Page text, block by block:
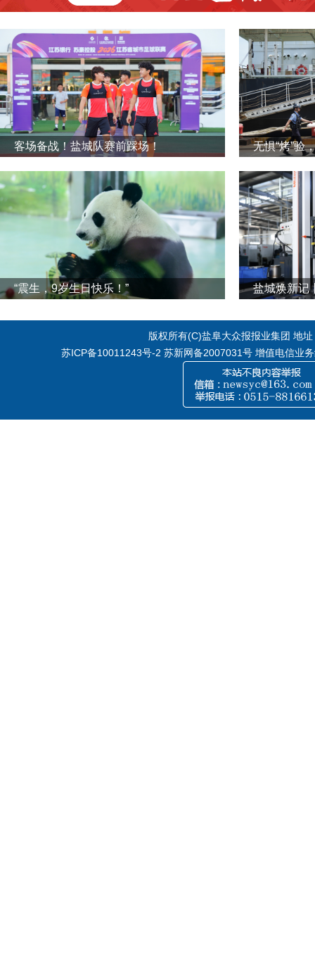
客场备战！盐城队赛前踩场！ 无惧“烤”验
“震生，9岁生日快乐！”
版权所有(C)盐阜大众报报业集团 地
苏ICP备10011243号-2 苏新网备2007031号 增值电信业